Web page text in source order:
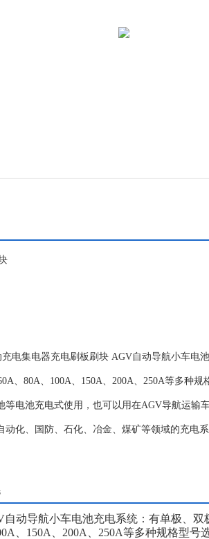
电集电器充电刷板刷块 AGV自动导航小车电
、80A、100A、150A、200A、250A等多种
等电池充电式使用，也可以用在AGV导航运输
动化、国防、石化、冶金、煤矿等领域的充电
自动导航小车电池充电系统：有单极、双
、150A、200A、250A等多种规格型号